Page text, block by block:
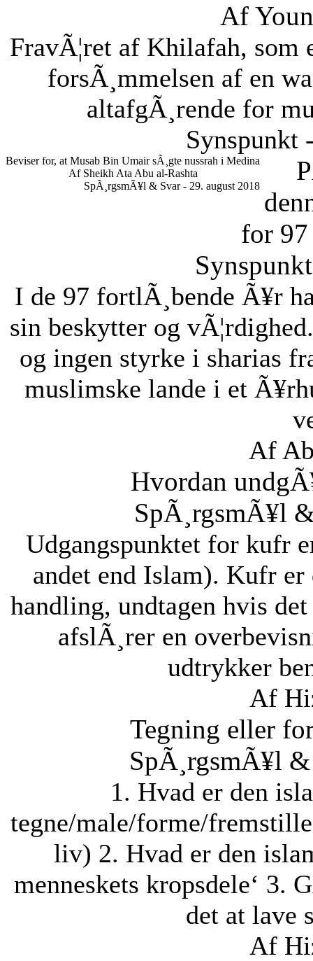
Af
FravÃ¦ret af Khilafah, som
forsÃ¸mmelsen af en
altafgÃ¸rende for
Synspunkt
Beviser for, at Musab Bin Umair sÃ¸gte nussrah i Medina
Af Sheikh Ata Abu al-Rashta
SpÃ¸rgsmÃ¥l & Svar - 29. august 2018
for
I de 97 fortlÃ¸bende Ã¥r
sin beskytter og
og ingen styrke i sharias
muslimske lande i et
Af
Hvordan
SpÃ¸rgsmÃ¥l
Udgangspunktet for kufr
andet end Islam). Kufr
handling, undtagen hvis
afslÃ¸rer en
udtrykker
Af
Tegning eller
SpÃ¸rgsmÃ¥l
1. Hvad er den
tegne/male/forme/
liv) 2. Hvad er den
menneskets kropsdele‘ 3.
det at lave
Af